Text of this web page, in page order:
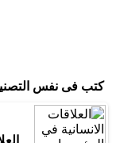
كتب فى نفس